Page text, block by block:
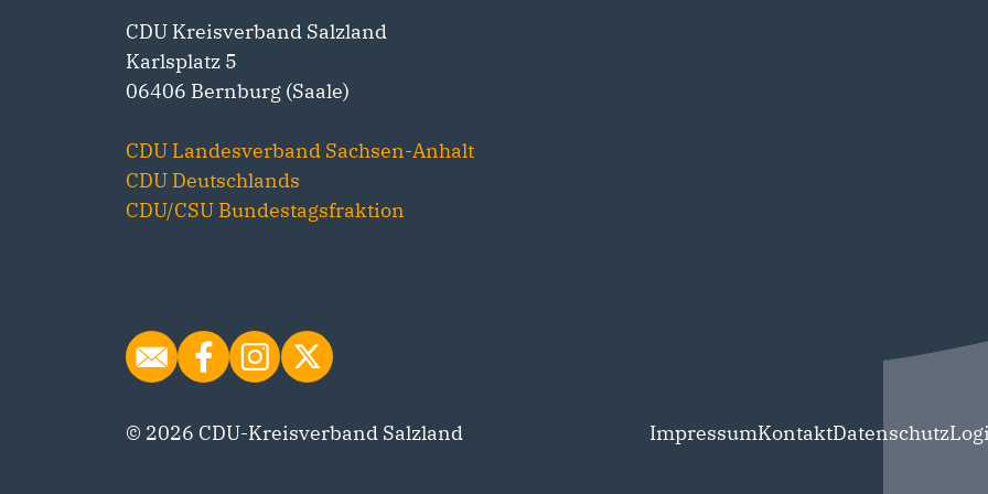
CDU Kreisverband Salzland
Karlsplatz 5
06406 Bernburg (Saale)
CDU Landesverband Sachsen-Anhalt
CDU Deutschlands
CDU/CSU Bundestagsfraktion
© 2026 CDU-Kreisverband Salzland ImpressumKontaktDatenschutz